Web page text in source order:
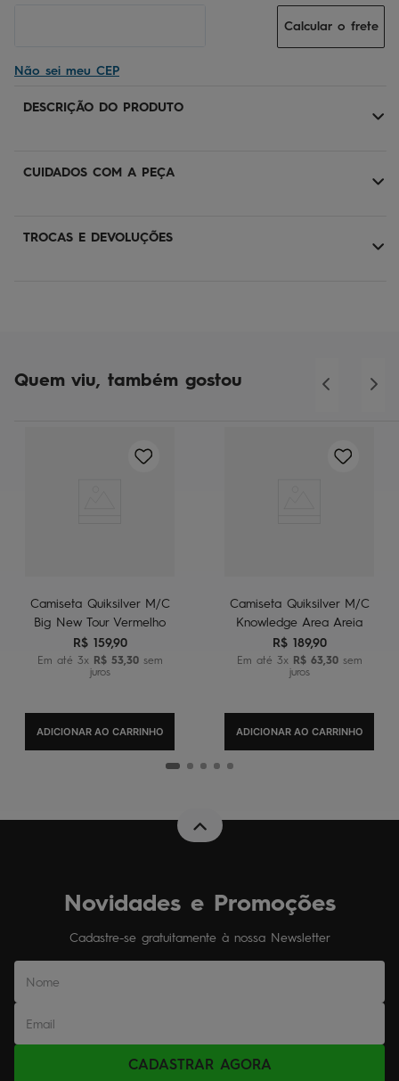
Não sei meu CEP
Calcular o frete
DESCRIÇÃO DO PRODUTO
CUIDADOS COM A PEÇA
TROCAS E DEVOLUÇÕES
Quem viu, também gostou
Camiseta Quiksilver M/C
Big New Tour Vermelho
R$ 159,90
Em até 3x R$ 53 30sem
juros
ADICIONAR AO CARRINHO
Camiseta Quiksilver M/C
Knowledge Area Areia
R$ 189,90
Em até 3x R$ 63 30sem
juros
ADICIONAR AO CARRINHO
Novidades e Promoções
Cadastre-se gratuitamente à nossa Newsletter
CADASTRAR AGORA